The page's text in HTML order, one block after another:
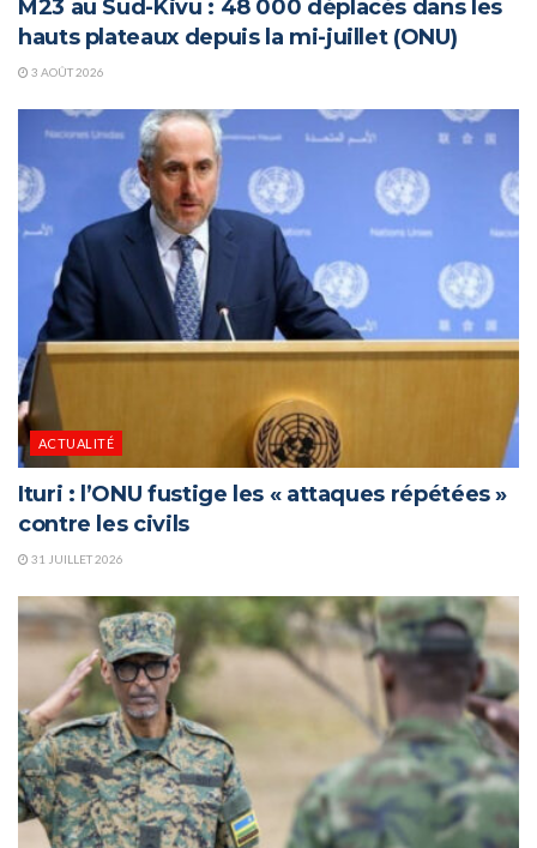
M23 au Sud-Kivu : 48 000 déplacés dans les
hauts plateaux depuis la mi-juillet (ONU)
3 AOÛT 2026
ACTUALITÉ
Ituri : l’ONU fustige les « attaques répétées »
contre les civils
31 JUILLET 2026